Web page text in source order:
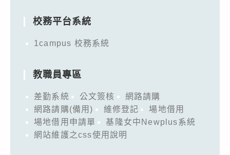
校務平台系統
1campus 校務系統
教職員專區
差勤系統 公文簽核
網路請購
網路請購(備用)
維修登記
場地借用
場地借用申請單
基隆女中Newplus系統
網站維護之css使用說明